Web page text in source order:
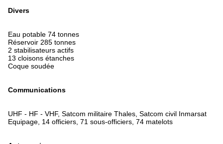
Divers
Eau potable 74 tonnes
Réservoir 285 tonnes
2 stabilisateurs actifs
13 cloisons étanches
Coque soudée
Communications
UHF - HF - VHF, Satcom militaire Thales, Satcom civil Inmarsat
Equipage, 14 officiers, 71 sous-officiers, 74 matelots